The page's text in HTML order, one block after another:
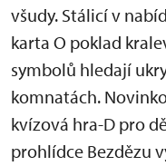
všudy. Stálicí v
karta O poklad
symbolů hledají
komnatách.
kvízová hra-D pro
prohlídce Bezdězu